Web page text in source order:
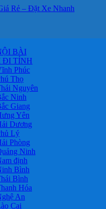
Rẻ – Đặt Xe Nhanh
BÀI
ĐI TỈNH
Phúc
Thọ
Nguyên
Ninh
Giang
Yên
Dương
Lý
Phòng
Ninh
định
Bình
Bình
Hóa
An
Cai